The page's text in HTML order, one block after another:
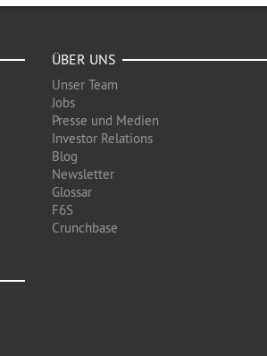
ÜBER UNS
Unser Team
Jobs
Presse und Medien
Investor Relations
Blog
Newsletter
Glossar
F6S
Crunchbase